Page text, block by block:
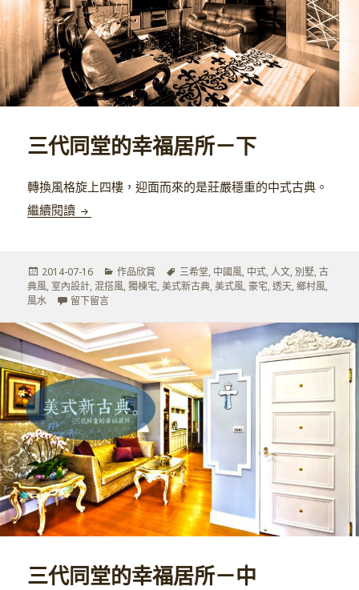
三代同堂的幸福居所－下
轉換風格旋上四樓，迎面而來的是莊嚴穩重的中式古典。
繼續閱讀 三代同堂的幸福居所－下
發
佈
於
2014-07-16
分
類
作品欣賞
標
籤
三希堂, 中國風, 中式,人文, 別墅,古
典風,室內設計,混搭風,獨棟宅,美式新古典,美式風,豪宅,透天,鄉村風,
風水
留下留言在 三代同堂的幸福居所－下
三代同堂的幸福居所－中